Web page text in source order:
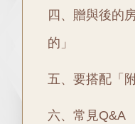
四、贈與後的
的」
五、要搭配「
六、常見Q&A